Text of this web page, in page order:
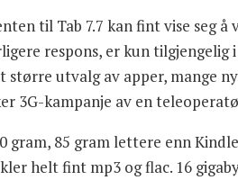
til Tab 7.7 kan fint vise seg
respons, er kun
større utvalg av apper, mange
3G-kampanje av en
gram, 85 gram lettere enn
helt fint mp3 og flac. 16